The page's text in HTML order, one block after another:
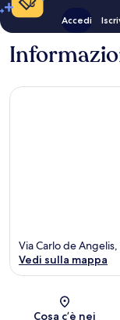
Accedi
Via Carlo de
Vedi sulla mappa
Cosa c’è nei